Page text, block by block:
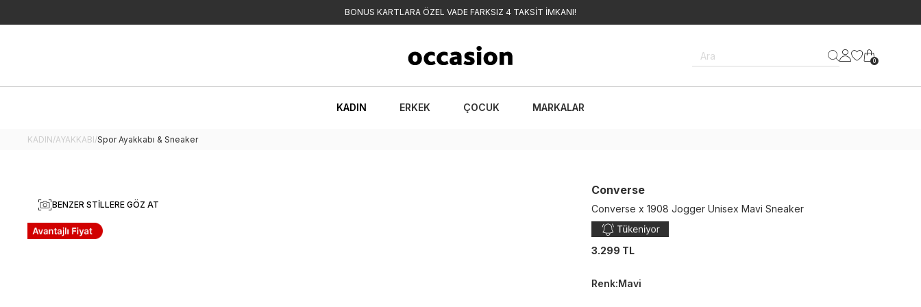
BONUS KARTLARA ÖZEL VADE FARKSIZ 4 TAKSİT İMKANI!
Ara 0
KADIN ERKEK ÇOCUK MARKALAR
KADIN/AYAKKABI/Spor Ayakkabı & Sneaker
BENZER STILLERE GÖZ AT
Converse
Converse x 1908 Jogger Unisex Mavi Sneaker
3.299 TL
Renk:Mavi